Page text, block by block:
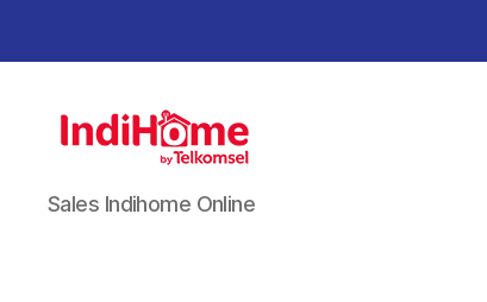
Sales Indihome Online